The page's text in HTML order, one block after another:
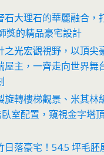
石大理石的華麗融合，
獎的精品豪宅設計
之光宏觀視野，以頂尖
屋主，一齊走向世界舞
旋轉樓梯觀景、米其林
室配置，窺視金字塔
日落豪宅！54.5 坪毛胚